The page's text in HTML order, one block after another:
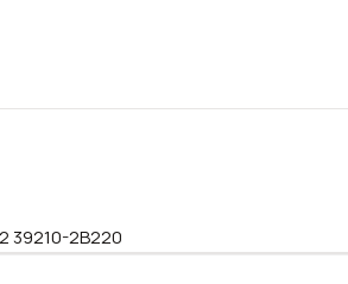
39210-2B220